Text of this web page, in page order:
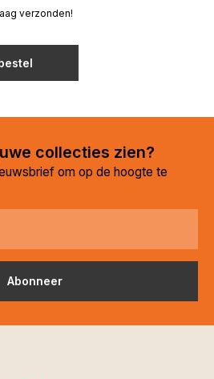
verzonden!
collecties zien?
om op de hoogte te
Abonneer